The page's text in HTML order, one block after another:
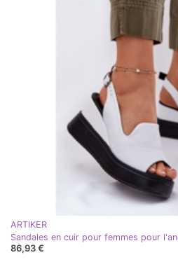
ARTIKER
Sandales en cuir pour femmes pour
86,93 €